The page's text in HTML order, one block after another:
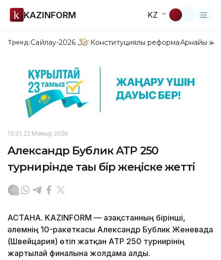
KAZINFORM KZ
Тренд:Сайлау-2026 Конституциялық реформаАрнайы
13:31, 22 Мамыр 2026
Александр Бублик ATP 250
турнирінде тағы бір жеңіске жетті
АСТАНА. KAZINFORM — Қазақстанның бірінші,
әлемнің 10-ракеткасы Александр Бублик Женевада
(Швейцария) өтіп жатқан ATP 250 турнирінің
жартылай финалына жолдама алды.